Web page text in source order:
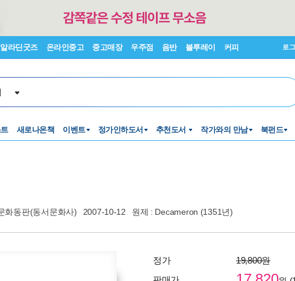
알라딘굿즈 온라인중고 중고매장 우주점 음반 블루레이 커피 로
새로나온책 이벤트 정가인하도서 추천도서 작가와의 만남 북펀드
화동판(동서문화사) 2007-10-12 원제 : Decameron (1351년)
정가
19,800원